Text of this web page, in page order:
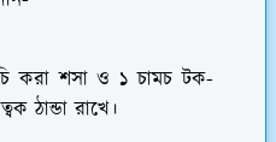
শসা ও ১ চামচ টক-
ঠান্ডা রাখে।